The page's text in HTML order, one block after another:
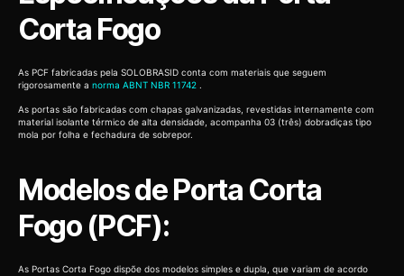
Corta Fogo
As PCF fabricadas pela SOLOBRASID conta com materiais que seguem
rigorosamente a norma ABNT NBR 11742 .
As portas são fabricadas com chapas galvanizadas, revestidas internamente com
material isolante térmico de alta densidade, acompanha 03 (três) dobradiças tipo
mola por folha e fechadura de sobrepor.
Modelos de Porta Corta
Fogo (PCF):
As Portas Corta Fogo dispõe dos modelos simples e dupla, que variam de acordo